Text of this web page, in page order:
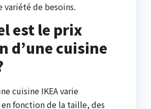
variété de besoins.
est le prix
d’une cuisine
cuisine IKEA varie
fonction de la taille, des